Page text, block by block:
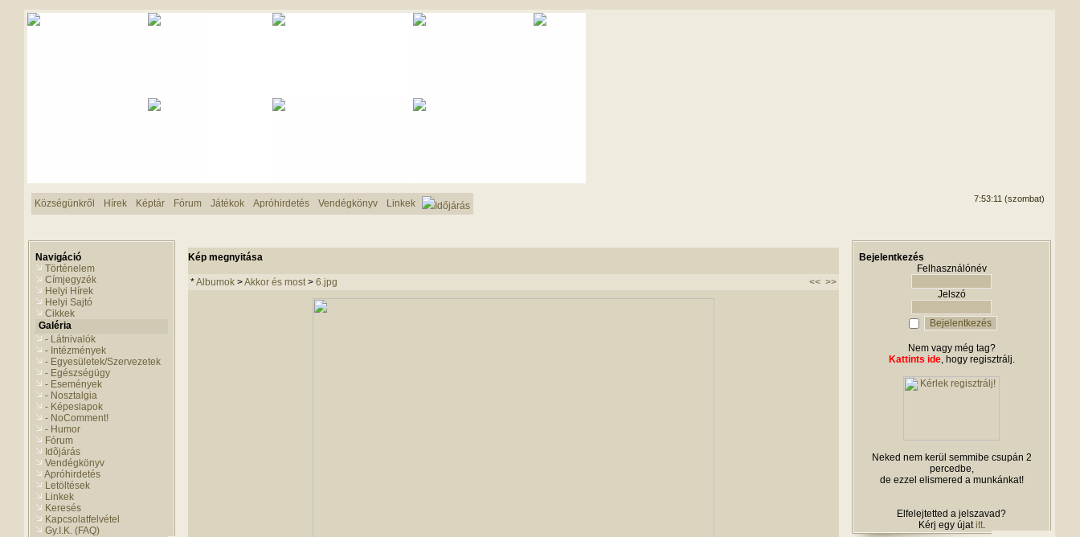
Községünkről Hírek Képtár Fórum Játékok Apróhirdetés Vendégkönyv Linkek Időjárás
7:53:11 (szombat)
Navigáció
Történelem
Címjegyzék
Helyi Hírek
Helyi Sajtó
Cikkek
Galéria
- Látnivalók
- Intézmények
- Egyesületek/Szervezetek
- Egészségügy
- Események
- Nosztalgia
- Képeslapok
- NoComment!
- Humor
Fórum
Idõjárás
Vendégkönyv
Apróhirdetés
Letöltések
Linkek
Keresés
Kapcsolatfelvétel
Gy.I.K. (FAQ)
Kép megnyitása
*Albumok >Akkor és most> 6.jpg << >>
Bejelentkezés
Felhasználónév
Jelszó
Nem vagy még tag?
Kattints ide, hogy regisztrálj.
Neked nem kerül semmibe csupán 2
percedbe,
de ezzel elismered a munkánkat!
Elfelejtetted a jelszavad?
Kérj egy újatitt.